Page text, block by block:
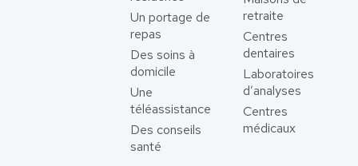
Un portage de
repas
Des soins à
domicile
Une
téléassistance
Des conseils
santé
retraite
Centres
dentaires
Laboratoires
d’analyses
Centres
médicaux